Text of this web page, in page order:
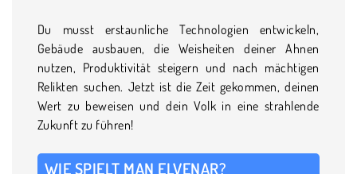
Du musst erstaunliche Technologien entwickeln,
Gebäude ausbauen, die Weisheiten deiner Ahnen
nutzen, Produktivität steigern und nach mächtigen
Relikten suchen. Jetzt ist die Zeit gekommen, deinen
Wert zu beweisen und dein Volk in eine strahlende
Zukunft zu führen!
WIE SPIELT MAN ELVENAR?